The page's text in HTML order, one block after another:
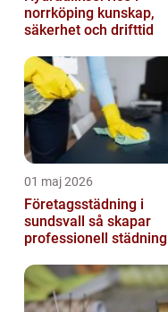
norrköping kunskap,
säkerhet och drifttid
01 maj 2026
Företagsstädning i
sundsvall så skapar
professionell städning
starkare varum...